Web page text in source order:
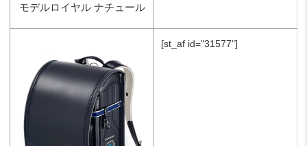
モデルロイヤル ナチュール
[st_af id="31577"]